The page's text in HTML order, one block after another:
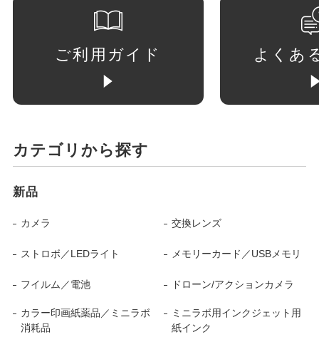
ご利用ガイド よくあ
カテゴリから探す
新品
カメラ 交換レンズ
ストロボ／LEDライト メモリーカード／USBメモリ
フイルム／電池 ドローン/アクションカメラ
カラー印画紙薬品／ミニラボ
消耗品
ミニラボ用インクジェット用
紙インク